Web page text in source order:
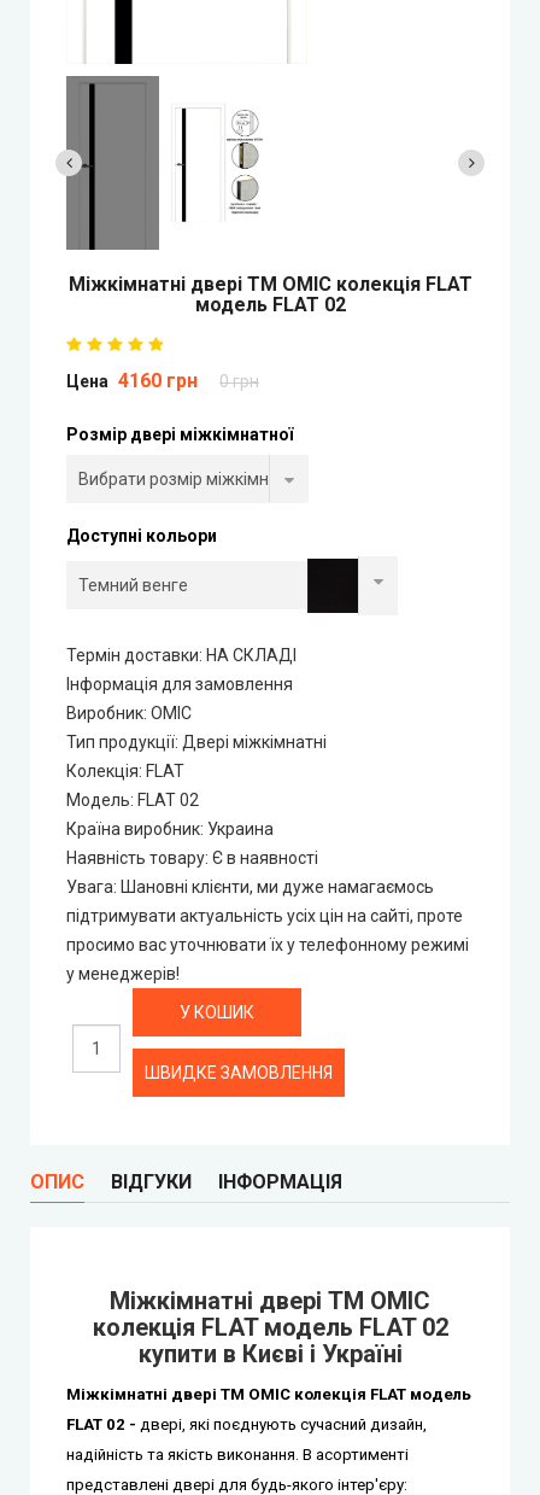
OMEGA (Омега)
Portalino Doors (Порталіно)
Free Style doors (Фрі Стайл під фарбування)
Danapris Doors (Данапріс Дорс)
DRUID (Друід)
Europe Doors
City Line
City Line Express
Syndicate Doors (Сіндікат Дорс)
STDM
Verto (Верто)
Mіжкімнатні двері ТМ ОМІС колекція FLAT
модель FLAT 02
Цена 4160 грн 0 грн
Розмір двері міжкімнатної
Доступні кольори
Термін доставки: НА СКЛАДІ
Інформація для замовлення
Виробник: ОМІС
Тип продукції: Двері міжкімнатні
Колекція: FLAT
Модель: FLAT 02
Країна виробник: Украина
Наявність товару: Є в наявності
Увага: Шановні клієнти, ми дуже намагаємось
підтримувати актуальність усіх цін на сайті, проте
просимо вас уточнювати їх у телефонному режимі
у менеджерів!
ШВИДКЕ ЗАМОВЛЕННЯ
ОПИС ВІДГУКИ ІНФОРМАЦІЯ
Mіжкімнатні двері ТМ ОМІС
колекція FLAT модель FLAT 02
купити в Києві і Україні
Mіжкімнатні двері ТМ ОМІС колекція FLAT модель
FLAT 02 - двері, які поєднують сучасний дизайн,
надійність та якість виконання. В асортименті
представлені двері для будь-якого інтер'єру: